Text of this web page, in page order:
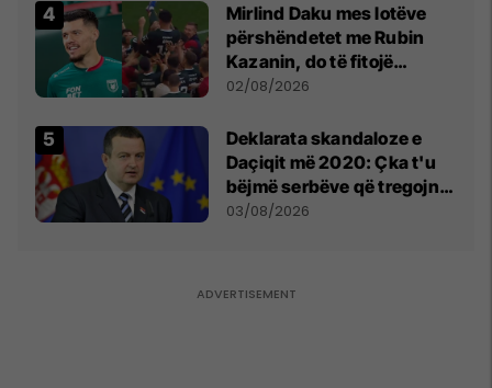
Mirlind Daku mes lotëve
përshëndetet me Rubin
Kazanin, do të fitojë
miliona te Spartak Moska
02/08/2026
​Deklarata skandaloze e
Daçiqit më 2020: Çka t'u
bëjmë serbëve që tregojnë
ku janë varrosur shqiptarët
03/08/2026